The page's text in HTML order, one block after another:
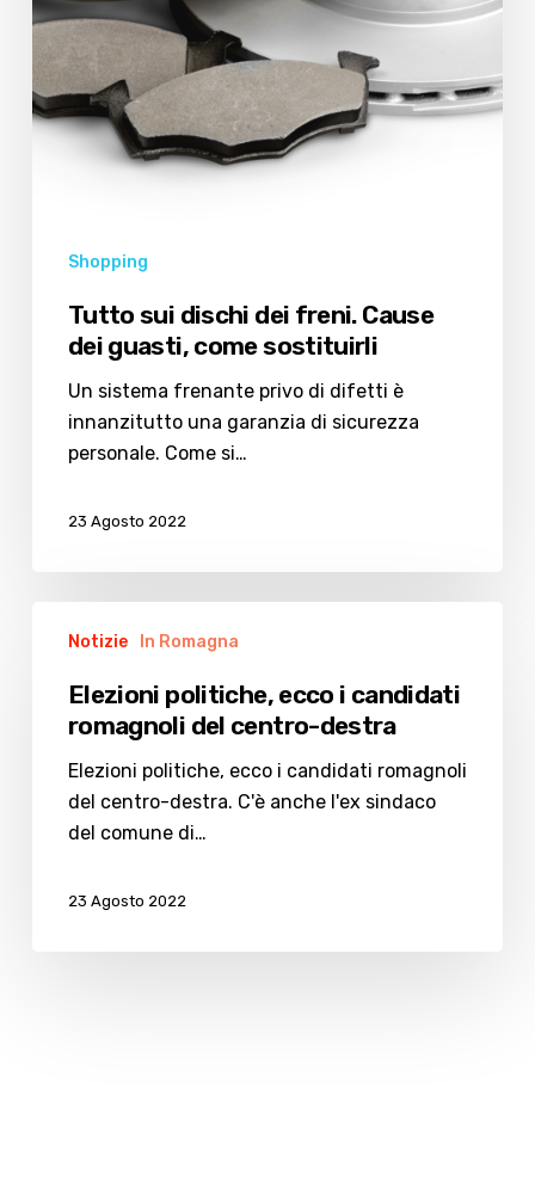
come
sostituirli
Shopping
Tutto sui dischi dei freni. Cause
dei guasti, come sostituirli
Un sistema frenante privo di difetti è
innanzitutto una garanzia di sicurezza
personale. Come si…
23 Agosto 2022
politiche,
candidati
romagnoli
centro-
Notizie In Romagna
Elezioni politiche, ecco i candidati
romagnoli del centro-destra
Elezioni politiche, ecco i candidati romagnoli
del centro-destra. C'è anche l'ex sindaco
del comune di…
23 Agosto 2022